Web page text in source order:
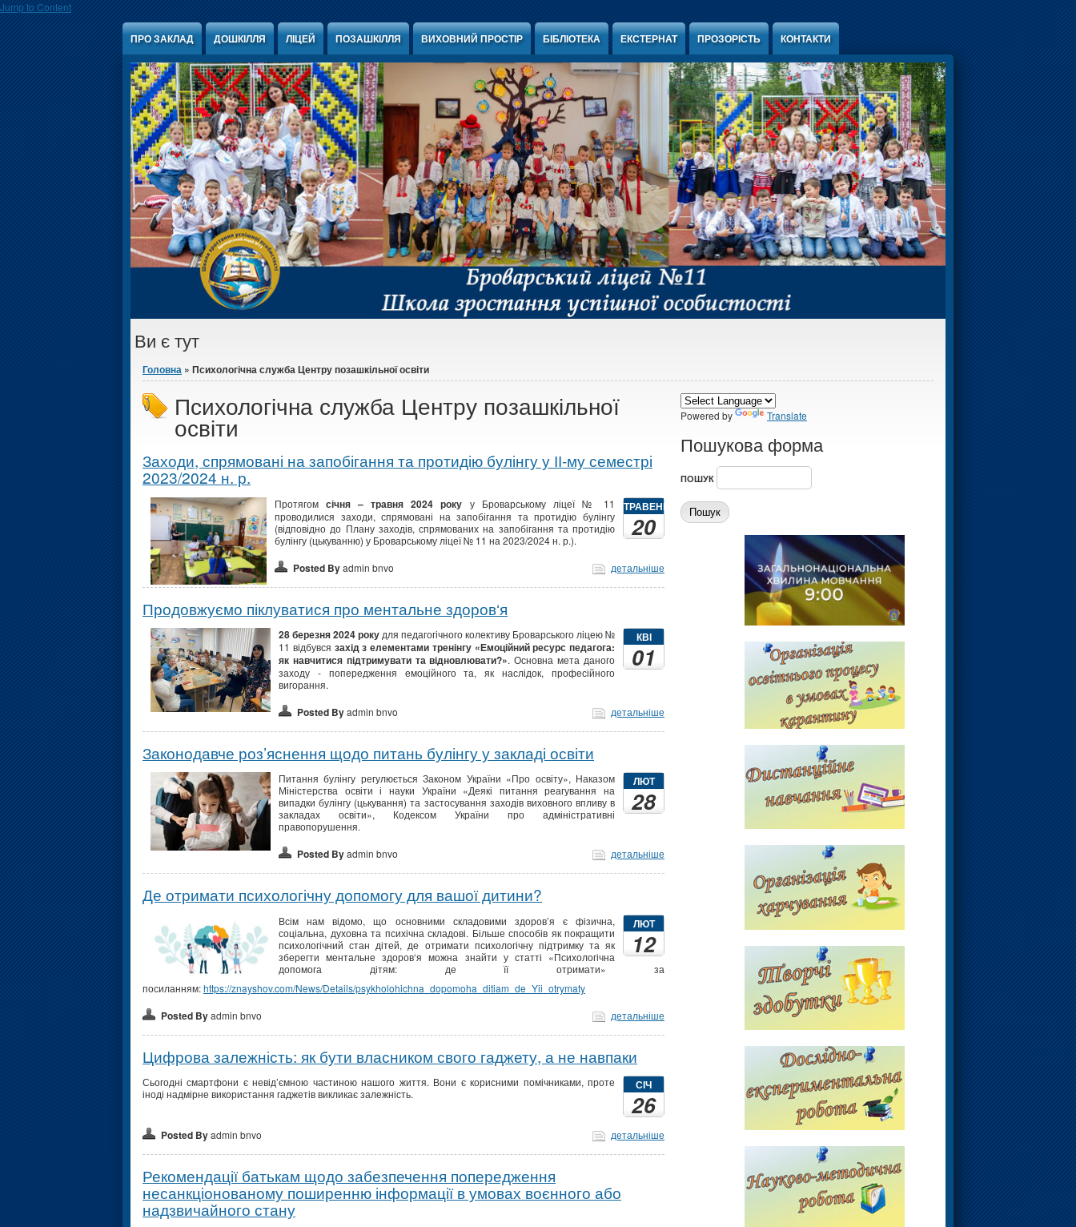
Jump to Content
ПРО ЗАКЛАД ДОШКІЛЛЯ ЛІЦЕЙ ПОЗАШКІЛЛЯ ВИХОВНИЙ ПРОСТІР БІБЛІОТЕКА ЕКСТЕРНАТ ПРОЗОРІСТЬ КОНТАКТИ
Ви є тут
Головна » Психологічна служба Центру позашкільної освіти
Психологічна служба Центру позашкільної
освіти
Заходи, спрямовані на запобігання та протидію булінгу у ІІ-му семестрі
2023/2024 н. р.
ТРАВЕНЬ
20
Протягомсічня – травня 2024 року у Броварському ліцеї № 11
проводилися заходи, спрямовані на запобігання та протидію булінгу
(відповідно до Плану заходів, спрямованих на запобігання та протидію
булінгу (цькуванню) у Броварському ліцеї № 11 на 2023/2024 н. р.).
Posted Byadmin bnvo детальніше
Продовжуємо піклуватися про ментальне здоров‘я
КВІ
01
28 березня 2024 року для педагогічного колективу Броварського ліцею №
11 відбувся захід з елементами тренінгу «Емоційний ресурс педагога:
як навчитися підтримувати та відновлювати?». Основна мета даного
заходу - попередження емоційного та, як наслідок, професійного
вигорання.
Posted Byadmin bnvo детальніше
Законодавче роз’яснення щодо питань булінгу у закладі освіти
ЛЮТ
28
Питання булінгу регулюється Законом України «Про освіту», Наказом
Міністерства освіти і науки України «Деякі питання реагування на
випадки булінгу (цькування) та застосування заходів виховного впливу в
закладах освіти», Кодексом України про адміністративні
правопорушення.
Posted Byadmin bnvo детальніше
Де отримати психологічну допомогу для вашої дитини?
ЛЮТ
12
Всім нам відомо, що основними складовими здоров’я є фізична,
соціальна, духовна та психічна складові. Більше способів як покращити
психологічний стан дітей, де отримати психологічну підтримку та як
зберегти ментальне здоров‘я можна знайти у статті «Психологічна
допомога дітям: де її отримати» за
посиланням:https://znayshov.com/News/Details/psykholohichna_dopomoha_ditiam_de_Yii_otrymaty
Posted Byadmin bnvo детальніше
Цифрова залежність: як бути власником свого гаджету, а не навпаки
СІЧ
26
Сьогодні смартфони є невід’ємною частиною нашого життя. Вони є корисними помічниками, проте
іноді надмірне використання гаджетів викликає залежність.
Posted Byadmin bnvo детальніше
Рекомендації батькам щодо забезпечення попередження
несанкціонованому поширенню інформації в умовах воєнного або
надзвичайного стану
Powered by Translate
Пошукова форма
ПОШУК